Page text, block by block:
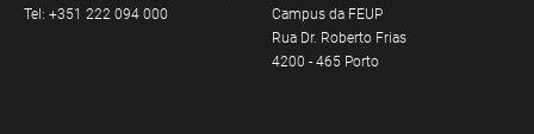
Campus da FEUP
Rua Dr. Roberto Frias
4200 - 465 Porto
Tel: +351 222 094 000